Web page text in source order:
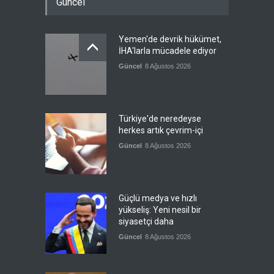
Güncel
Yemen'de devrik hükümet,
İHA'larla mücadele ediyor
Güncel 8 Ağustos 2026
Türkiye'de neredeyse
herkes artık çevrim-içi
Güncel 8 Ağustos 2026
Güçlü medya ve hızlı
yükseliş: Yeni nesil bir
siyasetçi daha
Güncel 8 Ağustos 2026